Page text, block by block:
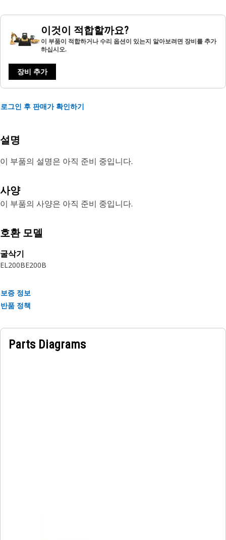
이것이 적합할까요?
이 부품이 적합하거나 수리 옵션이 있는지 알아보려면 장비를 추가
하십시오.
장비 추가
로그인 후 판매가 확인하기
설명
이 부품의 설명은 아직 준비 중입니다.
사양
이 부품의 사양은 아직 준비 중입니다.
호환 모델
굴삭기
EL200BE200B
보증 정보
반품 정책
Parts Diagrams